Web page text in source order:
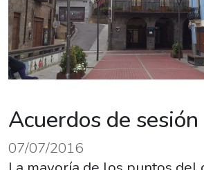
Acuerdos de
07/07/2016